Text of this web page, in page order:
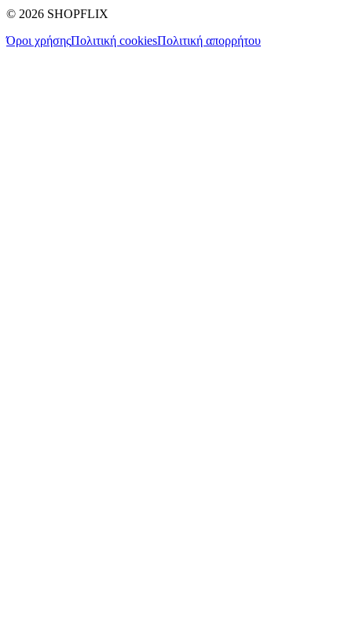
© 2026 SHOPFLIX
Όροι χρήσηςΠολιτική cookiesΠολιτική απορρήτου